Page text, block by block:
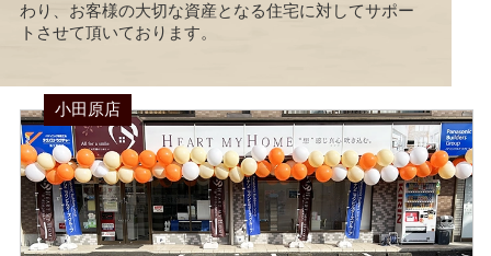
わり、お客様の大切な資産となる住宅に対してサポー
トさせて頂いております。
小田原店